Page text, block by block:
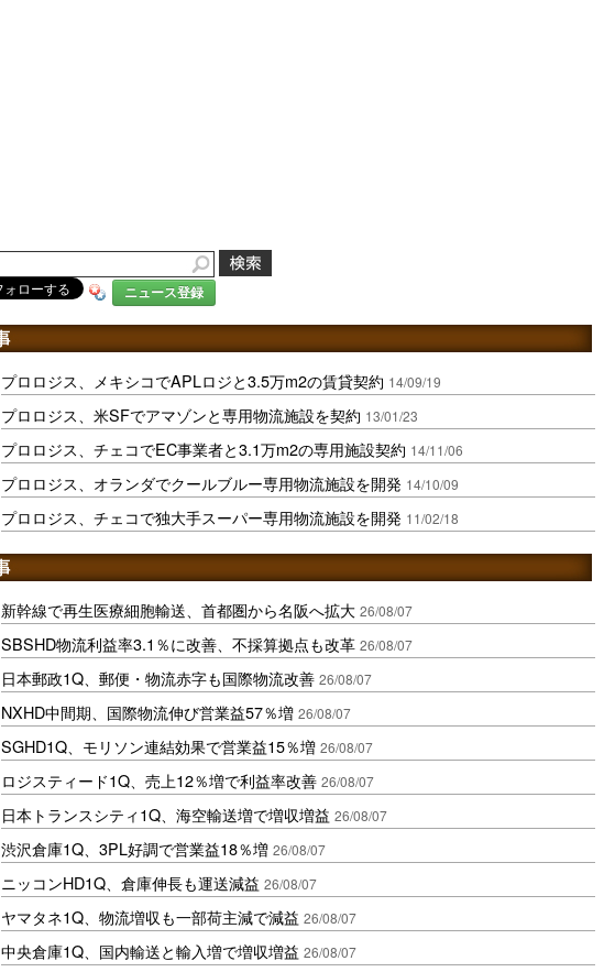
ニュース登録
プロロジス、メキシコでAPLロジと3.5万m2の賃貸契約 14/09/19
プロロジス、米SFでアマゾンと専用物流施設を契約 13/01/23
プロロジス、チェコでEC事業者と3.1万m2の専用施設契約 14/11/06
プロロジス、オランダでクールブルー専用物流施設を開発 14/10/09
プロロジス、チェコで独大手スーパー専用物流施設を開発 11/02/18
新幹線で再生医療細胞輸送、首都圏から名阪へ拡大 26/08/07
SBSHD物流利益率3.1％に改善、不採算拠点も改革 26/08/07
日本郵政1Q、郵便・物流赤字も国際物流改善 26/08/07
NXHD中間期、国際物流伸び営業益57％増 26/08/07
SGHD1Q、モリソン連結効果で営業益15％増 26/08/07
ロジスティード1Q、売上12％増で利益率改善 26/08/07
日本トランスシティ1Q、海空輸送増で増収増益 26/08/07
渋沢倉庫1Q、3PL好調で営業益18％増 26/08/07
ニッコンHD1Q、倉庫伸長も運送減益 26/08/07
ヤマタネ1Q、物流増収も一部荷主減で減益 26/08/07
中央倉庫1Q、国内輸送と輸入増で増収増益 26/08/07